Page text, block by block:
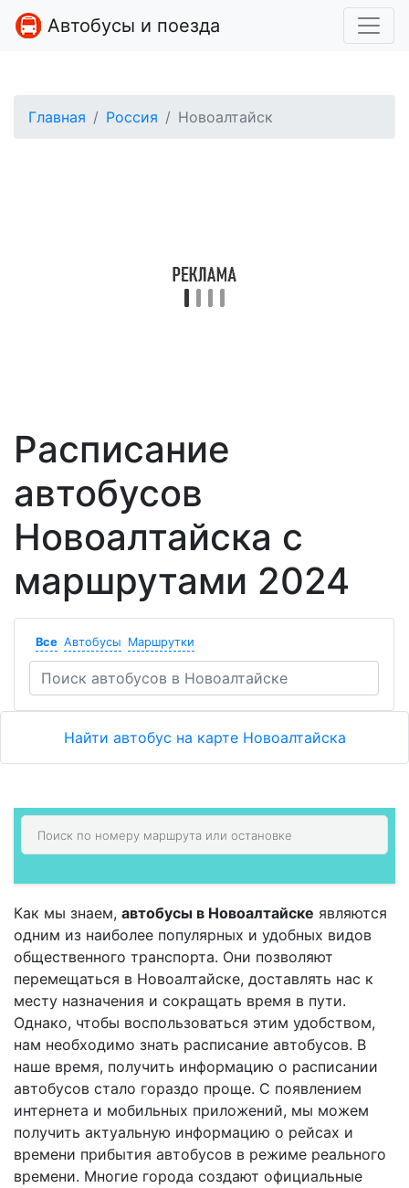
Автобусы и поезда
Главная Россия Новоалтайск
Расписание
автобусов
Новоалтайска с
маршрутами 2024
Все Автобусы Маршрутки
Найти автобус на карте Новоалтайска
Как мы знаем, автобусы в Новоалтайске являются
одним из наиболее популярных и удобных видов
общественного транспорта. Они позволяют
перемещаться в Новоалтайске, доставлять нас к
месту назначения и сокращать время в пути.
Однако, чтобы воспользоваться этим удобством,
нам необходимо знать расписание автобусов. В
наше время, получить информацию о расписании
автобусов стало гораздо проще. С появлением
интернета и мобильных приложений, мы можем
получить актуальную информацию о рейсах и
времени прибытия автобусов в режиме реального
времени. Многие города создают официальные